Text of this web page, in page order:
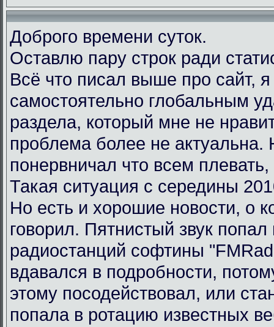
Доброго времени суток.
Оставлю пару строк ради
Всё что писал выше про сайт,
самостоятельно глобальным
раздела, который мне не
проблема более не актуальна.
понервничал что всем
Такая ситуация с середины
Но есть и хорошие новости, о
говорил. Пятнистый звук попал
радиостанций софтины
вдавался в подробности,
этому посодействовал, или
попала в ротацию известных